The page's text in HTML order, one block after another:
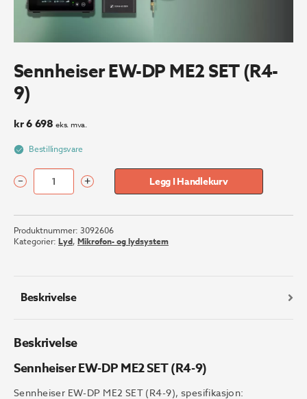
Sennheiser EW-DP ME2 SET (R4-
9)
kr6 698 eks. mva.
Bestillingsvare
Sennheiser
DP
ME2
SET
antall
– + Legg I Handlekurv
Produktnummer: 3092606
Kategorier: Lyd, Mikrofon- og lydsystem
Beskrivelse
Beskrivelse
Sennheiser EW-DP ME2 SET (R4-9)
Sennheiser EW-DP ME2 SET (R4-9), spesifikasjon: